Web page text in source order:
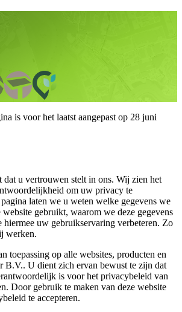
is voor het laatst aangepast op 28 juni
u vertrouwen stelt in ons. Wij zien het
om uw privacy te
laten we u weten welke gegevens we
website gebruikt, waarom we deze gegevens
hiermee uw gebruikservaring verbeteren. Zo
werken.
toepassing op alle websites, producten en
B.V.. U dient zich ervan bewust te zijn dat
is voor het privacybeleid van
Door gebruik te maken van deze website
te accepteren.